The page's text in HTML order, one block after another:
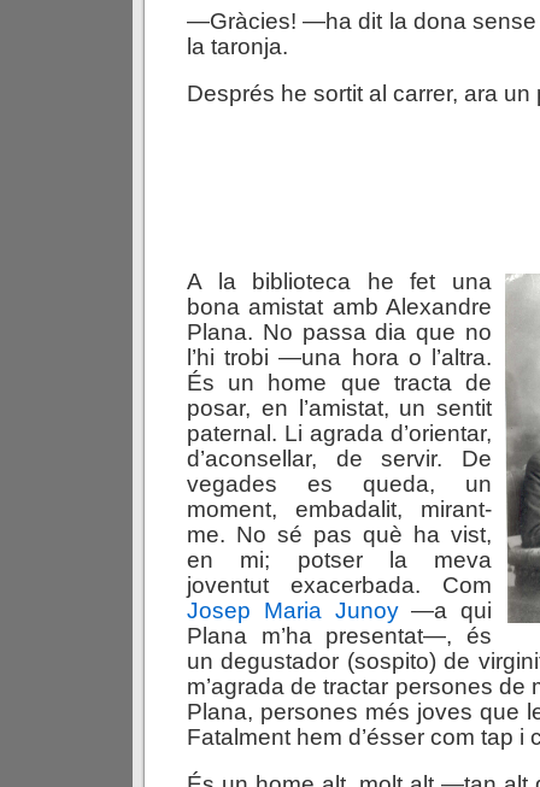
—Gràcies! —ha dit la dona sense
la taronja.
Després he sortit al carrer, ara un
A la biblioteca he fet una
bona amistat amb Alexandre
Plana. No passa dia que no
l’hi trobi —una hora o l’altra.
És un home que tracta de
posar, en l’amistat, un sentit
paternal. Li agrada d’orientar,
d’aconsellar, de servir. De
vegades es queda, un
moment, embadalit, mirant-
me. No sé pas què ha vist,
en mi; potser la meva
joventut exacerbada. Com
Josep Maria Junoy—a qui
Plana m’ha presentat—, és
un degustador (sospito) de
m’agrada de tractar persones de
Plana, persones més joves que
Fatalment hem d’ésser com tap i